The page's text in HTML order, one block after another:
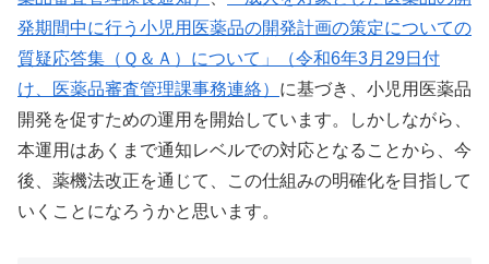
発期間中に行う小児用医薬品の開発計画の策定についての
質疑応答集（Ｑ＆Ａ）について」（令和6年3月29日付
け、医薬品審査管理課事務連絡） に基づき、小児用医薬品
開発を促すための運用を開始しています。しかしながら、
本運用はあくまで通知レベルでの対応となることから、今
後、薬機法改正を通じて、この仕組みの明確化を目指して
いくことになろうかと思います。